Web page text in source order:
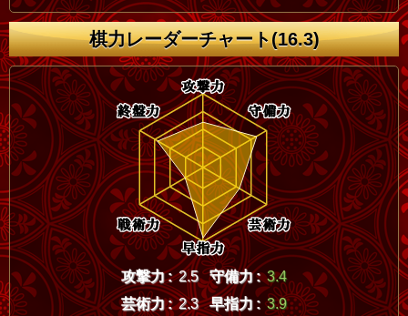
棋力レーダーチャート(16.3)
攻撃力 : 2.5 守備力 : 3.4
芸術力 : 2.3 早指力 : 3.9